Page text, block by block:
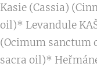
Kasie (Cassia)
oil)* Levandule
(Ocimum sanctum
sacra oil)*